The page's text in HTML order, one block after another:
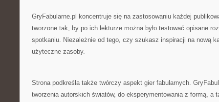
GryFabularne.pl koncentruje się na zastosowaniu każdej
tworzone tak, by po ich lekturze można było testować opisane
spotkaniu. Niezależnie od tego, czy szukasz inspiracji na nową
użyteczne zasoby.
Strona podkreśla także twórczy aspekt gier fabularnych.
tworzenia autorskich światów, do eksperymentowania z formą, a